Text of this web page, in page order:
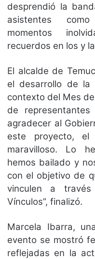
desprendió la
asistentes
momentos
recuerdos en los y
El alcalde de
el desarrollo de la
contexto del Mes
de representantes
agradecer al
este proyecto,
maravilloso. Lo
hemos bailado y
con el objetivo de
vinculen a
Vínculos”, finalizó.
Marcela Ibarra,
evento se mostró
reflejadas en la